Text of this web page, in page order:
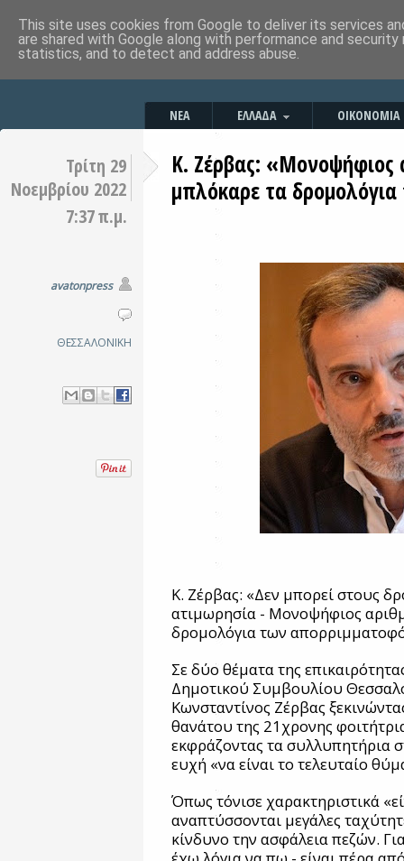
ΝΕΑ ΕΛΛΑΔΑ ΟΙΚΟΝΟΜΙΑ
Τρίτη 29
Νοεμβρίου 2022
7:37 π.μ.
avatonpress
ΘΕΣΣΑΛΟΝΙΚΗ
Κ. Ζέρβας: «Μονοψήφιος
μπλόκαρε τα
Κ. Ζέρβας: «Δεν μπορεί στους
ατιμωρησία - Μονοψήφιος
δρομολόγια των
Σε δύο θέματα της
Δημοτικού Συμβουλίου
Κωνσταντίνος Ζέρβας
θανάτου της 21χρονης
εκφράζοντας τα συλλυπητήρια
ευχή «να είναι το τελευταίο
Όπως τόνισε χαρακτηριστικά
αναπτύσσονται μεγάλες
κίνδυνο την ασφάλεια πεζών.
This site uses cookies from Google to deliver its services
are shared with Google along with performance and
statistics, and to detect and address abuse.